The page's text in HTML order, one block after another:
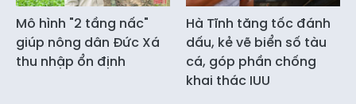
Mô hình "2 tầng nấc"
giúp nông dân Đức Xá
thu nhập ổn định
Hà Tĩnh tăng tốc đánh
dấu, kẻ vẽ biển số tàu
cá, góp phần chống
khai thác IUU